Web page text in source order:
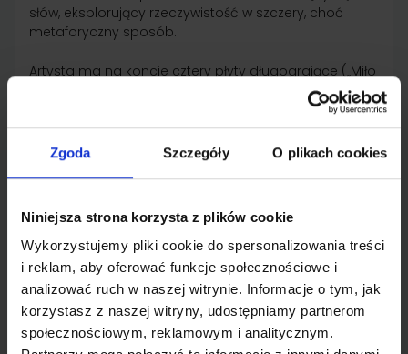
Zgoda Szczegóły O plikach cookies
Niniejsza strona korzysta z plików cookie
Wykorzystujemy pliki cookie do spersonalizowania treści
i reklam, aby oferować funkcje społecznościowe i
analizować ruch w naszej witrynie. Informacje o tym, jak
korzystasz z naszej witryny, udostępniamy partnerom
społecznościowym, reklamowym i analitycznym.
słów, eksplorujący rzeczywistość w szczery, choć
metaforyczny sposób.
Artysta ma na koncie cztery płyty długogrające („Miło
było poznać”, „Płyta rodzaju”, „Zachód”, „Offline”) oraz
trzy EPki („Księżniczna i buc”, „Rekopisy nie płoną”, „Po
sygnale nagraj wiadomość”).